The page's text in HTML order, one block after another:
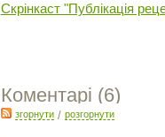
Скрінкаст "Публікація
Коментарі (6)
згорнути/ розгорнути